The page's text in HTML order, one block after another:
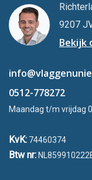
9207
Bekijk
0512-778272
Maandag t/m vrijdag
KvK: 74460374
Btw nr: